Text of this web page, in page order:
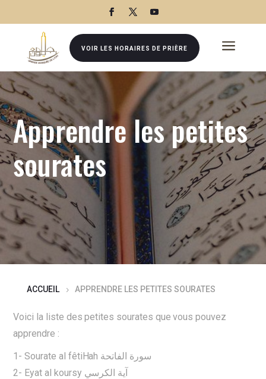
VOIR LES HORAIRES DE PRIÈRE a
Apprendre les petites
sourates
ACCUEIL APPRENDRE LES PETITES SOURATES
Voici la liste des petites sourates que vous pouvez
apprendre :
1- Sourate al fêtiHah سورة الفاتحة
2- Eyat al koursy آية الكرسي